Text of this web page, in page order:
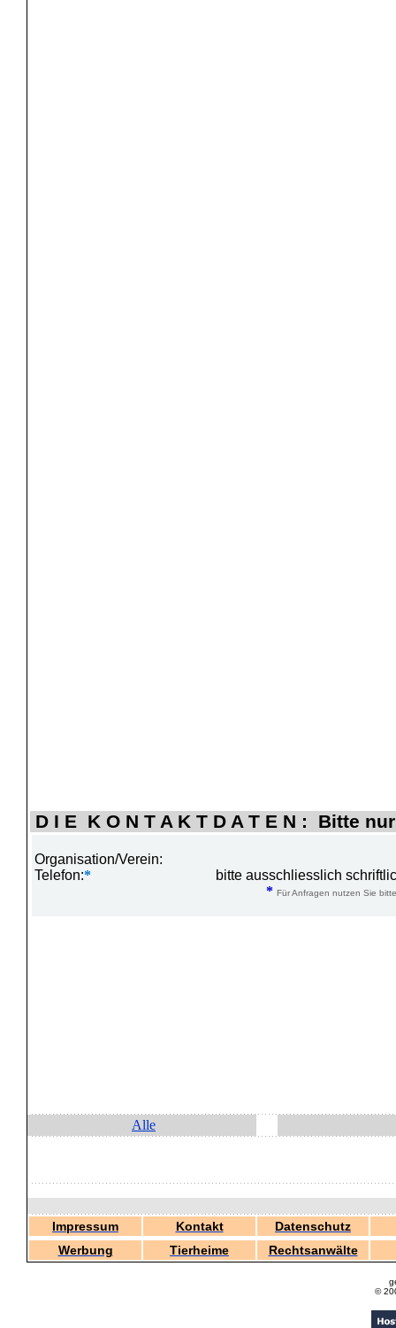
D I E K O N T A K T D A T E N : Bitte
Organisation/Verein:
Telefon:*
bitte ausschliesslich
* Für Anfragen nutzen Sie
Alle
Impressum Kontakt
Datenschutz
Werbung
Tierheime Rechtsanwälte
©